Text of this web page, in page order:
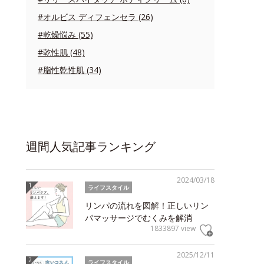
#オルビス ディフェンセラ (26)
#乾燥悩み (55)
#乾性肌 (48)
#脂性乾性肌 (34)
週間人気記事ランキング
2024/03/18
ライフスタイル
リンパの流れを図解！正しいリン
パマッサージでむくみを解消
1833897 view
2025/12/11
ライフスタイル